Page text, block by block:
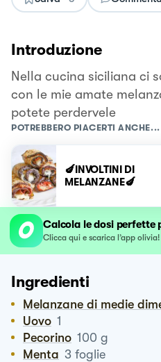
Introduzione
Nella cucina siciliana ci
con le mie amate
potete perdervele
POTREBBERO PIACERTI ANCHE...
🍆INVOLTINI DI
MELANZANE🍆
Calcola le dosi perfette
Clicca qui e scarica l’app olivia!
Ingredienti
Melanzane di medie
Uovo 1
Pecorino 100 g
Menta 3 foglie